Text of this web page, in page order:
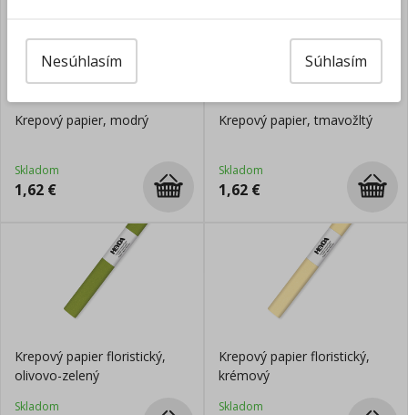
Krepový papier, modrý
Skladom
1,62 €
Krepový papier, tmavožltý
Skladom
1,62 €
Krepový papier floristický,
olivovo-zelený
Skladom
Krepový papier floristický,
krémový
Skladom
Súhlasím
Nesúhlasím